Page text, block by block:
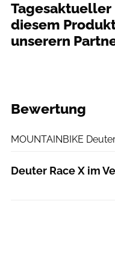
Tagesaktueller
diesem
unserern
Bewertung
MOUNTAINBIKE
Deuter Race X im